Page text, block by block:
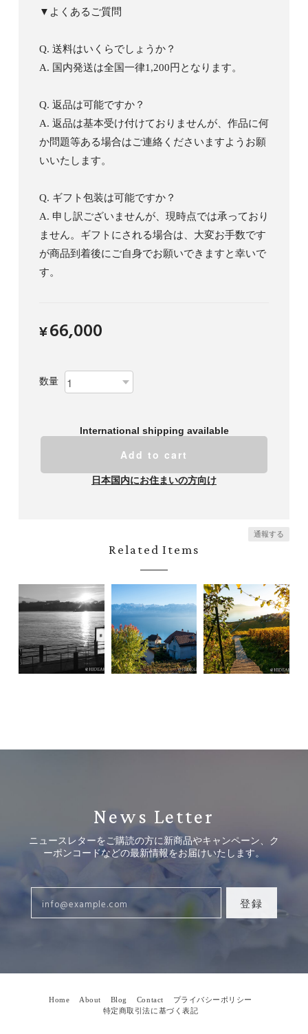
▼よくあるご質問
Q. 送料はいくらでしょうか？
A. 国内発送は全国一律1,200円となります。
Q. 返品は可能ですか？
A. 返品は基本受け付けておりませんが、作品に何
か問題等ある場合はご連絡くださいますようお願
いいたします。
Q. ギフト包装は可能ですか？
A. 申し訳ございませんが、現時点では承っており
ません。ギフトにされる場合は、大変お手数です
が商品到着後にご自身でお願いできますと幸いで
す。
¥66,000
数量
International shipping available
Add to cart
日本国内にお住まいの方向け
通報する
Related Items
News Letter
ニュースレターをご購読の方に新商品やキャンペーン、ク
ーポンコードなどの最新情報をお届けいたします。
登録
Home About Blog Contact
プライバシーポリシー
特定商取引法に基づく表記